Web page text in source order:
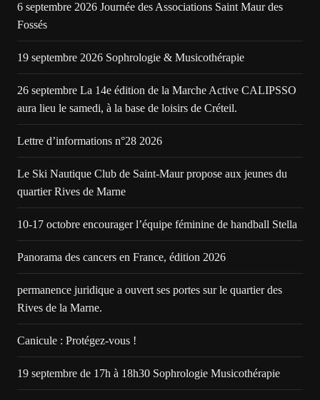
6 septembre 2026 Journée des Associations Saint Maur des
Fossés
19 septembre 2026 Sophrologie & Musicothérapie
26 septembre La 14e édition de la Marche Active CALIPSSO
aura lieu le samedi, à la base de loisirs de Créteil.
Lettre d’informations n°28 2026
Le Ski Nautique Club de Saint-Maur propose aux jeunes du
quartier Rives de Marne
10-17 octobre encourager l’équipe féminine de handball Stella
Panorama des cancers en France, édition 2026
permanence juridique a ouvert ses portes sur le quartier des
Rives de la Marne.
Canicule : Protégez-vous !
19 septembre de 17h à 18h30 Sophrologie Musicothérapie